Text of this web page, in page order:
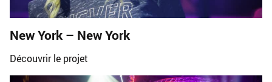
New York – New York
Découvrir le projet